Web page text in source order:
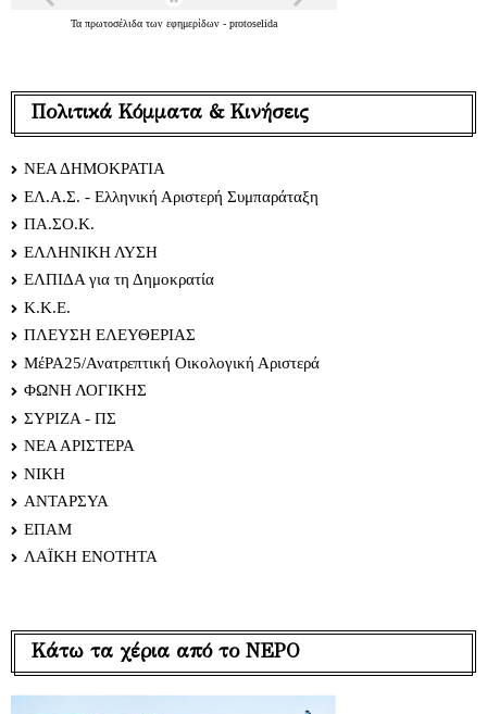
Τα πρωτοσέλιδα των εφημερίδων - protoselida
Πολιτικά Κόμματα & Κινήσεις
ΝΕΑ ΔΗΜΟΚΡΑΤΙΑ
ΕΛ.Α.Σ. - Ελληνική Αριστερή Συμπαράταξη
ΠΑ.ΣΟ.Κ.
ΕΛΛΗΝΙΚΗ ΛΥΣΗ
ΕΛΠΙΔΑ για τη Δημοκρατία
Κ.Κ.Ε.
ΠΛΕΥΣΗ ΕΛΕΥΘΕΡΙΑΣ
ΜέΡΑ25/Ανατρεπτική Οικολογική Αριστερά
ΦΩΝΗ ΛΟΓΙΚΗΣ
ΣΥΡΙΖΑ - ΠΣ
ΝΕΑ ΑΡΙΣΤΕΡΑ
ΝΙΚΗ
ΑΝΤΑΡΣΥΑ
ΕΠΑΜ
ΛΑΪΚΗ ΕΝΟΤΗΤΑ
Κάτω τα χέρια από το ΝΕΡΟ